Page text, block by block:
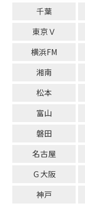
千葉
東京Ｖ
横浜FM
湘南
松本
富山
磐田
名古屋
Ｇ大阪
神戸